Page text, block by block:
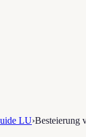
LU›Besteierung